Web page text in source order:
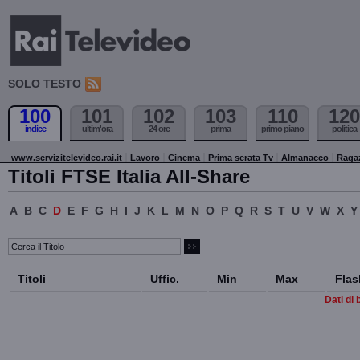
SOLO TESTO
100
indice
101
ultim'ora
102
24 ore
103
prima
110
primo piano
120
politica
www.servizitelevideo.rai.it Lavoro Cinema Prima serata Tv Almanacco
Titoli FTSE Italia All-Share
A B C D E F G H I J K L M N O P Q R S T U V W X Y
Titoli Uffic. Min Max
Dati di